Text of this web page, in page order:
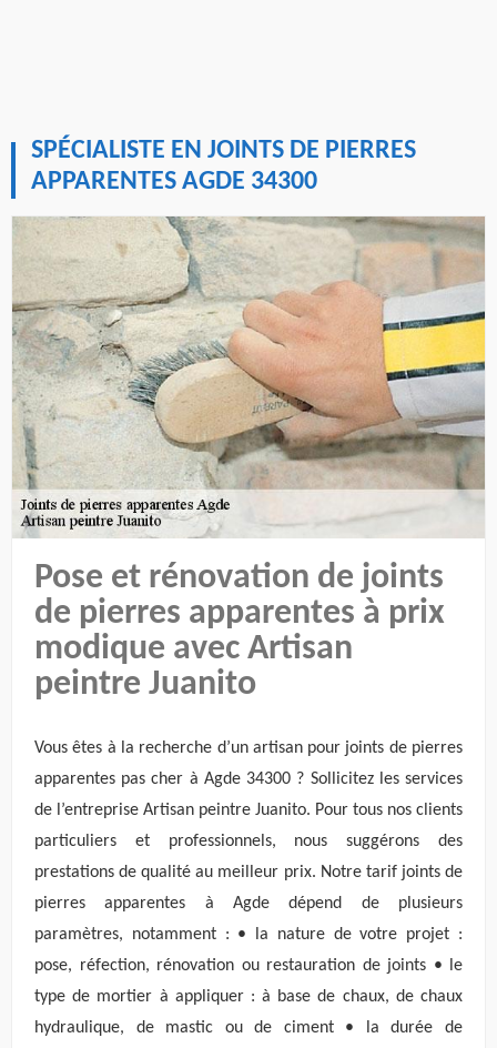
SPÉCIALISTE EN JOINTS DE PIERRES
APPARENTES AGDE 34300
Pose et rénovation de joints
de pierres apparentes à prix
modique avec Artisan
peintre Juanito
Vous êtes à la recherche d’un artisan pour joints de pierres
apparentes pas cher à Agde 34300 ? Sollicitez les services
de l’entreprise Artisan peintre Juanito. Pour tous nos clients
particuliers et professionnels, nous suggérons des
prestations de qualité au meilleur prix. Notre tarif joints de
pierres apparentes à Agde dépend de plusieurs
paramètres, notamment : • la nature de votre projet :
pose, réfection, rénovation ou restauration de joints • le
type de mortier à appliquer : à base de chaux, de chaux
hydraulique, de mastic ou de ciment • la durée de